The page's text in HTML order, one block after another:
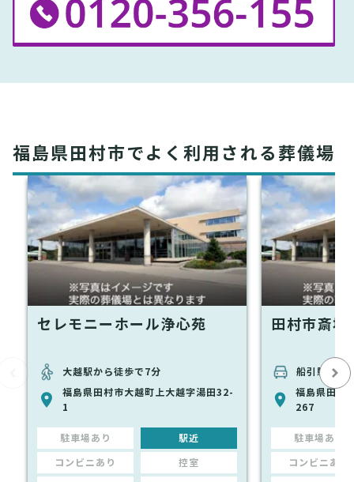
福島県田村市でよく利用される葬儀場
セレモニーホール浄心苑
大越駅から徒歩で7分
福島県田村市大越町上大越字湯田32-
1
駐車場あり 駅近
コンビニあり 控室
田村市斎場
船引駅から
福島県田村
267
駐車場あり
コンビニあり